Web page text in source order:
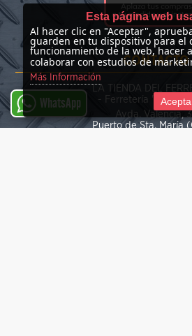
CONTACTO
LA TIENDA DEL
- Ferretería "Las
Avda. Valencia,
Puerto de Sta. María
WhatsApp
Esta página web
Al hacer clic en "Aceptar",
guarden en tu dispositivo para el
funcionamiento de la web, hacer
colaborar con estudios de
Más Información